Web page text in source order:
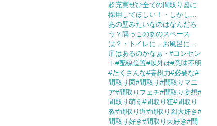
超充実ぜひ全ての間取り図に
採用してほしい！・しかし…
あの壁みたいなのはなんだろ
う？隅っこのあのスペース
は？・トイレに…お風呂に…
扉はあるのかなぁ・#コンセン
ト#配線位置#以外は#意味不明
#たくさんな#妄想力#必要な#
間取り図#間取り#間取りマニ
ア#間取りフェチ#間取り妄想#
間取り萌え#間取り狂#間取り
教#間取り道#間取り図大好き#
間取り好き#間取り大好き#間